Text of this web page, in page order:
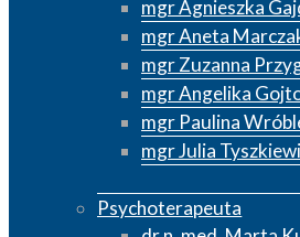
mgr Agnieszka
mgr Aneta
mgr Zuzanna
mgr Angelika
mgr Paulina
mgr Julia
Psychoterapeuta